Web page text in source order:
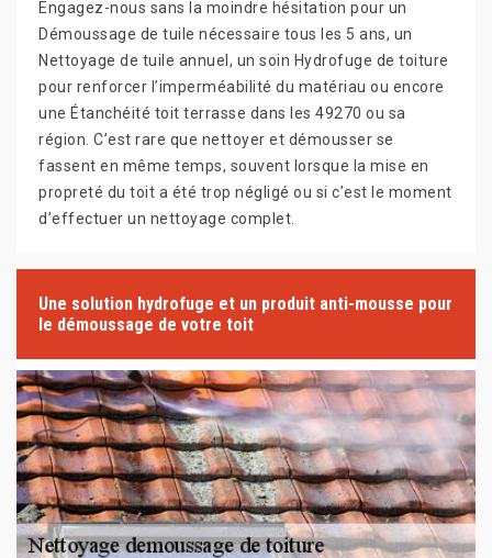
Engagez-nous sans la moindre hésitation pour un
Démoussage de tuile nécessaire tous les 5 ans, un
Nettoyage de tuile annuel, un soin Hydrofuge de toiture
pour renforcer l’imperméabilité du matériau ou encore
une Étanchéité toit terrasse dans les 49270 ou sa
région. C’est rare que nettoyer et démousser se
fassent en même temps, souvent lorsque la mise en
propreté du toit a été trop négligé ou si c’est le moment
d’effectuer un nettoyage complet.
Une solution hydrofuge et un produit anti-mousse pour
le démoussage de votre toit